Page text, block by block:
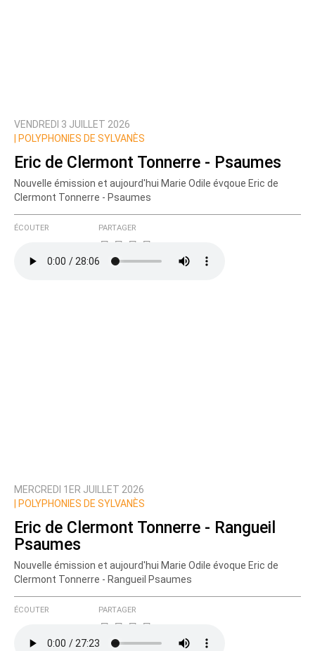
VENDREDI 3 JUILLET 2026
POLYPHONIES DE SYLVANÈS
Eric de Clermont Tonnerre - Psaumes
Nouvelle émission et aujourd'hui Marie Odile évqoue Eric de
Clermont Tonnerre - Psaumes
ÉCOUTER PARTAGER
MERCREDI 1ER JUILLET 2026
POLYPHONIES DE SYLVANÈS
Eric de Clermont Tonnerre - Rangueil
Psaumes
Nouvelle émission et aujourd'hui Marie Odile évoque Eric de
Clermont Tonnerre - Rangueil Psaumes
ÉCOUTER PARTAGER